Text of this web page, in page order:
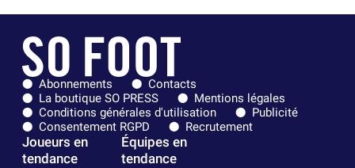
Abonnements
Contacts
La boutique SO PRESS
Mentions légales
Conditions générales d'utilisation
Publicité
Consentement RGPD
Recrutement
Joueurs en
tendance
Équipes en
tendance